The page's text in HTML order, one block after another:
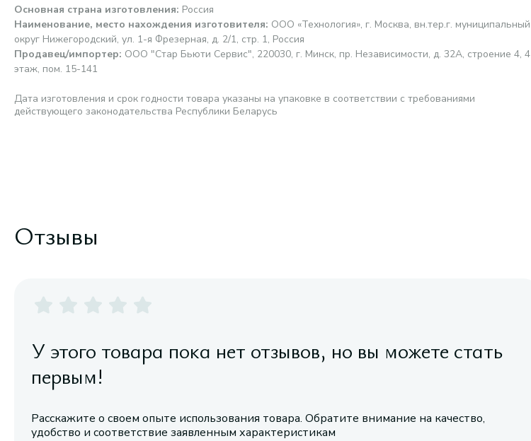
Основная страна изготовления: Россия
Наименование, место нахождения изготовителя: ООО «Технология», г. Москва, вн.тер.г. муниципальный
округ Нижегородский, ул. 1-я Фрезерная, д. 2/1, стр. 1, Россия
Продавец/импортер: ООО "Стар Бьюти Сервис", 220030, г. Минск, пр. Независимости, д. 32А, строение 4, 4
этаж, пом. 15-141
Дата изготовления и срок годности товара указаны на упаковке в соответствии с требованиями
действующего законодательства Республики Беларусь
Отзывы
У этого товара пока нет отзывов, но вы можете стать
первым!
Расскажите о своем опыте использования товара. Обратите внимание на качество,
удобство и соответствие заявленным характеристикам